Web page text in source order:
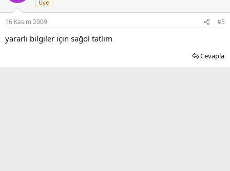
Üye
16 Kasım 2009 #5
yararlı bilgiler için sağol tatlım
Cevapla